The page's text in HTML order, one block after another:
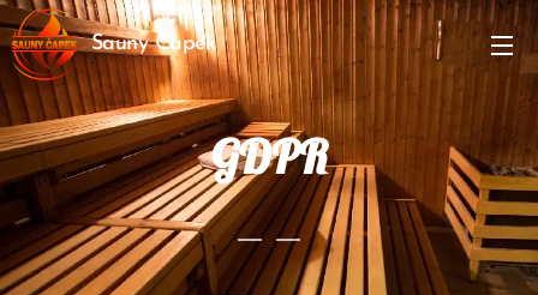
Sauny Čapek
GDPR